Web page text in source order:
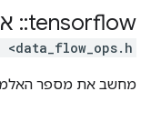
tensorflow
::
מחשב את מספר